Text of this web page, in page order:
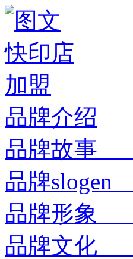
品牌介绍
品牌故事
品牌
品牌形象
品牌文化